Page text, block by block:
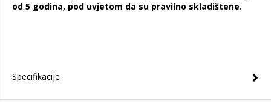
od 5 godina, pod uvjetom da su pravilno skladištene.
Specifikacije